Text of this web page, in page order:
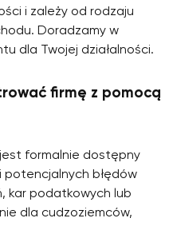
i zależy od rodzaju
Doradzamy w
dla Twojej działalności.
firmę z pomocą
formalnie dostępny
potencjalnych błędów
kar podatkowych lub
dla cudzoziemców,